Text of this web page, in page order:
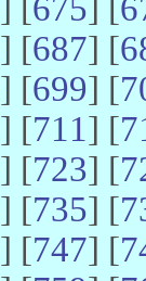
] [675] [
] [687] [
] [699] [
] [711] [
] [723] [
] [735] [
] [747] [